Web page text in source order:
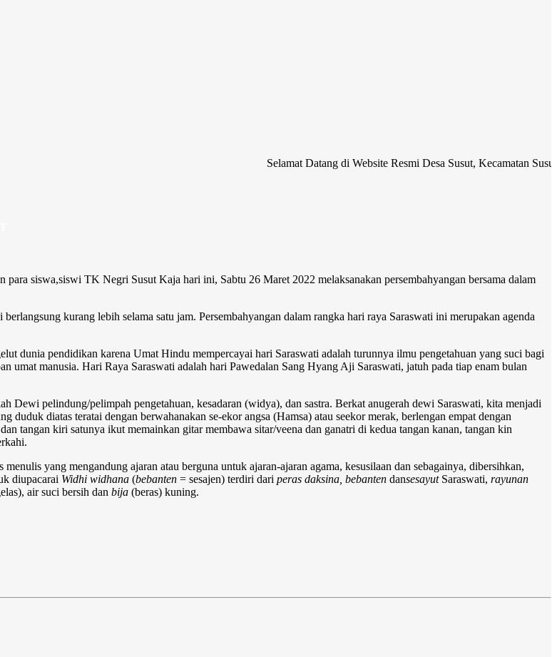
Selamat Datang di Website Resmi Desa Susut, Kecamatan Susut,
siswa,siswi TK Negri Susut Kaja hari ini, Sabtu 26 Maret 2022 melaksanakan persembahyangan bersama dalam
kurang lebih selama satu jam. Persembahyangan dalam rangka hari raya Saraswati ini merupakan agenda
dunia pendidikan karena Umat Hindu mempercayai hari Saraswati adalah turunnya ilmu pengetahuan yang suci bagi
umat manusia. Hari Raya Saraswati adalah hari Pawedalan Sang Hyang Aji Saraswati, jatuh pada tiap enam bulan
Dewi pelindung/pelimpah pengetahuan, kesadaran (widya), dan sastra. Berkat anugerah dewi Saraswati, kita menjadi
diatas teratai dengan berwahanakan se-ekor angsa (Hamsa) atau seekor merak, berlengan empat dengan
tangan kiri satunya ikut memainkan gitar membawa sitar/veena dan ganatri di kedua tangan kanan, tangan kin
yang mengandung ajaran atau berguna untuk ajaran-ajaran agama, kesusilaan dan sebagainya, dibersihkan,
diupacarai Widhi widhana (bebanten = sesajen) terdiri dari peras daksina, bebanten dansesayutSaraswati, rayunan
air suci bersih dan bija (beras) kuning.